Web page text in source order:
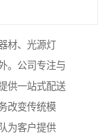
材、光源灯
。公司专注与
供一站式配送
改变传统模
为客户提供